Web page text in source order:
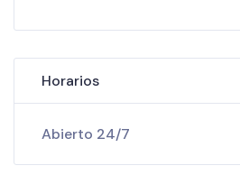
Horarios
Abierto 24/7